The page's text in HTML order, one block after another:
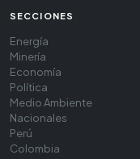
SECCIONES
Energía
Minería
Economía
Política
Medio Ambiente
Nacionales
Perú
Colombia